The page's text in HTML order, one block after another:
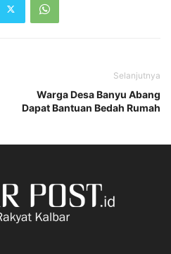
Selanjutnya
Warga Desa Banyu Abang
Dapat Bantuan Bedah Rumah